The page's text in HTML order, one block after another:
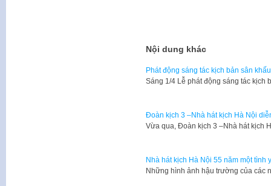
Nội dung khác
Phát động sáng tác kịch bản sân
Sáng 1/4 Lễ phát động sáng tác
Đoàn kịch 3 –Nhà hát kịch Hà Nội
Vừa qua, Đoàn kịch 3 –Nhà hát kịch
Nhà hát kịch Hà Nội 55 năm một tình
Những hình ảnh hậu trường của các